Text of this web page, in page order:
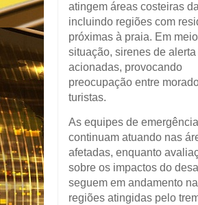
atingem áreas costeiras
incluindo regiões com
próximas à praia. Em
situação, sirenes de alerta
acionadas, provocando
preocupação entre
turistas.
As equipes de emergência
continuam atuando nas
afetadas, enquanto
sobre os impactos do
seguem em andamento
regiões atingidas pelo